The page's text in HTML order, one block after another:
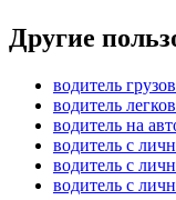
Другие
водитель
водитель
водитель на
водитель с
водитель с
водитель с